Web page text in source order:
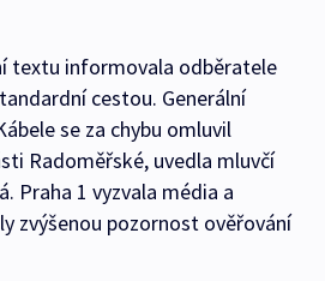
textu informovala odběratele
cestou. Generální
se za chybu omluvil
Radoměřské, uvedla mluvčí
Praha 1 vyzvala média a
zvýšenou pozornost ověřování